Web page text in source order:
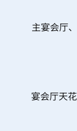
主宴会厅
宴会厅天